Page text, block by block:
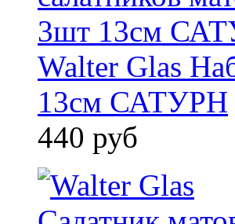
Walter Glas
13см САТУРН
440 руб